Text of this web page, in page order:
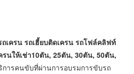
ถเครน รถเฮี้ยบติดเครน รถโฟล์คลิฟท์
นให้เช่า10ตัน, 25ตัน, 30ตัน, 50ตัน,
การคนขับที่ผ่านการอบรมการขับรถ